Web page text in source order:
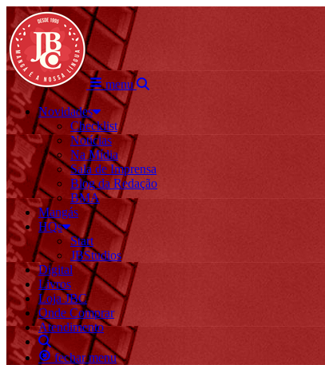
menu
Novidades
Checklist
Notícias
Na Mídia
Sala de Imprensa
Blog da Redação
BMA
Mangás
HQs
Start
JBStudios
Digital
Livros
Loja JBC
Onde Comprar
Atendimento
fechar menu